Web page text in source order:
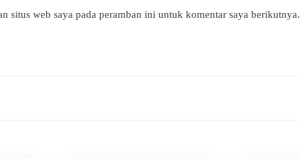
situs web saya pada peramban ini untuk komentar saya berikutnya.